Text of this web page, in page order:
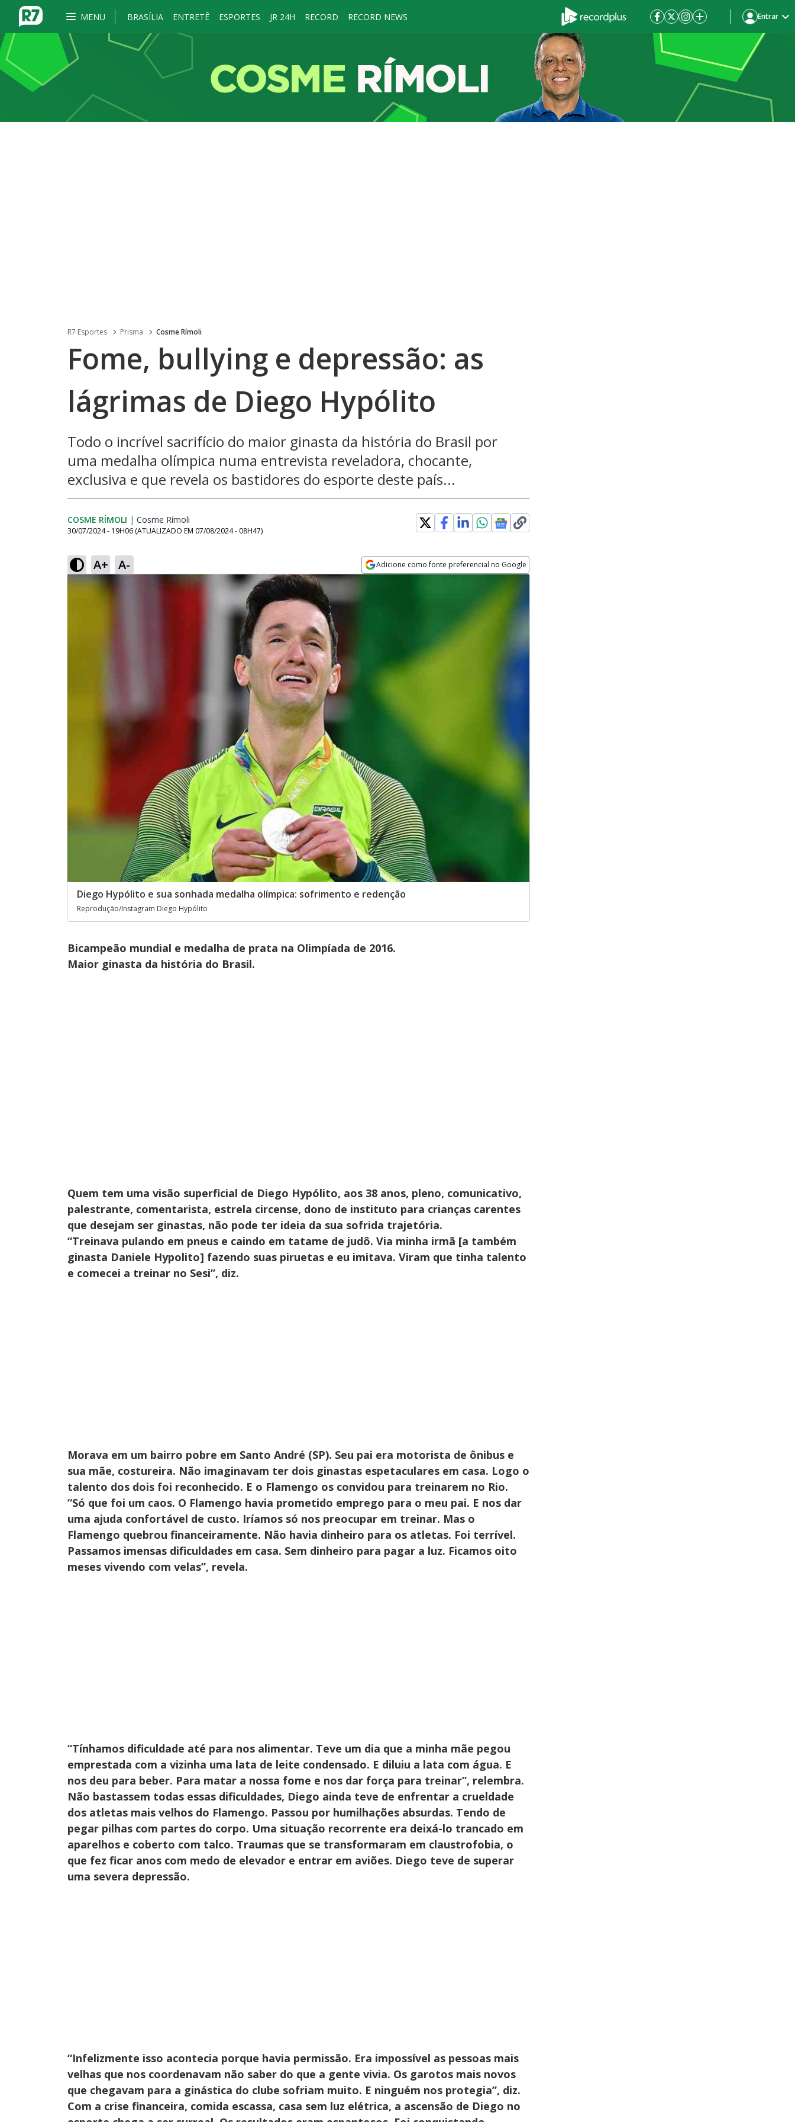
MENU BRASÍLIA ENTRETÊ ESPORTES JR 24H RECORD RECORD NEWS Entrar
R7 Esportes Prisma Cosme Rímoli
Fome, bullying e depressão: as
lágrimas de Diego Hypólito
Todo o incrível sacrifício do maior ginasta da história do Brasil por
uma medalha olímpica numa entrevista reveladora, chocante,
exclusiva e que revela os bastidores do esporte deste país...
COSME RÍMOLI | Cosme Rímoli
30/07/2024 - 19H06 (ATUALIZADO EM 07/08/2024 - 08H47)
A+ A- Adicione como fonte preferencial no Google
Diego Hypólito e sua sonhada medalha olímpica: sofrimento e redenção
Reprodução/Instagram Diego Hypólito
Bicampeão mundial e medalha de prata na Olimpíada de 2016.
Maior ginasta da história do Brasil.
Quem tem uma visão superficial de Diego Hypólito, aos 38 anos, pleno, comunicativo,
palestrante, comentarista, estrela circense, dono de instituto para crianças carentes
que desejam ser ginastas, não pode ter ideia da sua sofrida trajetória.
“Treinava pulando em pneus e caindo em tatame de judô. Via minha irmã [a também
ginasta Daniele Hypolito] fazendo suas piruetas e eu imitava. Viram que tinha talento
e comecei a treinar no Sesi”, diz.
Morava em um bairro pobre em Santo André (SP). Seu pai era motorista de ônibus e
sua mãe, costureira. Não imaginavam ter dois ginastas espetaculares em casa. Logo o
talento dos dois foi reconhecido. E o Flamengo os convidou para treinarem no Rio.
“Só que foi um caos. O Flamengo havia prometido emprego para o meu pai. E nos dar
uma ajuda confortável de custo. Iríamos só nos preocupar em treinar. Mas o
Flamengo quebrou financeiramente. Não havia dinheiro para os atletas. Foi terrível.
Passamos imensas dificuldades em casa. Sem dinheiro para pagar a luz. Ficamos oito
meses vivendo com velas”, revela.
“Tínhamos dificuldade até para nos alimentar. Teve um dia que a minha mãe pegou
emprestada com a vizinha uma lata de leite condensado. E diluiu a lata com água. E
nos deu para beber. Para matar a nossa fome e nos dar força para treinar”, relembra.
Não bastassem todas essas dificuldades, Diego ainda teve de enfrentar a crueldade
dos atletas mais velhos do Flamengo. Passou por humilhações absurdas. Tendo de
pegar pilhas com partes do corpo. Uma situação recorrente era deixá-lo trancado em
aparelhos e coberto com talco. Traumas que se transformaram em claustrofobia, o
que fez ficar anos com medo de elevador e entrar em aviões. Diego teve de superar
uma severa depressão.
“Infelizmente isso acontecia porque havia permissão. Era impossível as pessoas mais
velhas que nos coordenavam não saber do que a gente vivia. Os garotos mais novos
que chegavam para a ginástica do clube sofriam muito. E ninguém nos protegia”, diz.
Com a crise financeira, comida escassa, casa sem luz elétrica, a ascensão de Diego no